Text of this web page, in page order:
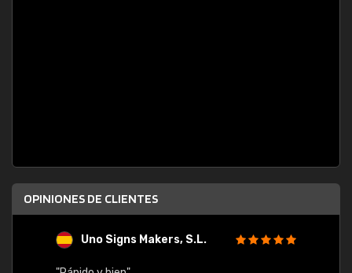
OPINIONES DE CLIENTES
Uno Signs Makers, S.L.